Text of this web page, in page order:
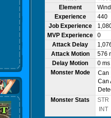
Element
Experience
440
Job Experience
MVP Experience
0
Attack Delay
Attack Motion
576
Delay Motion
0 ms
Monster Mode
Can
Can
Monster Stats
STR
INT